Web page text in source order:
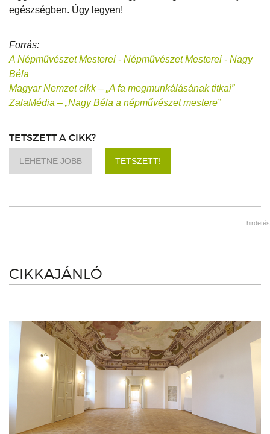
egészségben. Úgy legyen!
Forrás:
A Népművészet Mesterei - Népművészet Mesterei - Nagy
Béla
Magyar Nemzet cikk – „A fa megmunkálásának titkai”
ZalaMédia – „Nagy Béla a népművészet mestere”
TETSZETT A CIKK?
LEHETNE JOBB TETSZETT!
hirdetés
CIKKAJÁNLÓ